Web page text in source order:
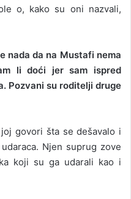
o, kako su oni nazvali,
nada da na Mustafi nema
li doći jer sam ispred
Pozvani su roditelji druge
govori šta se dešavalo i
Njen suprug zove
koji su ga udarali kao i